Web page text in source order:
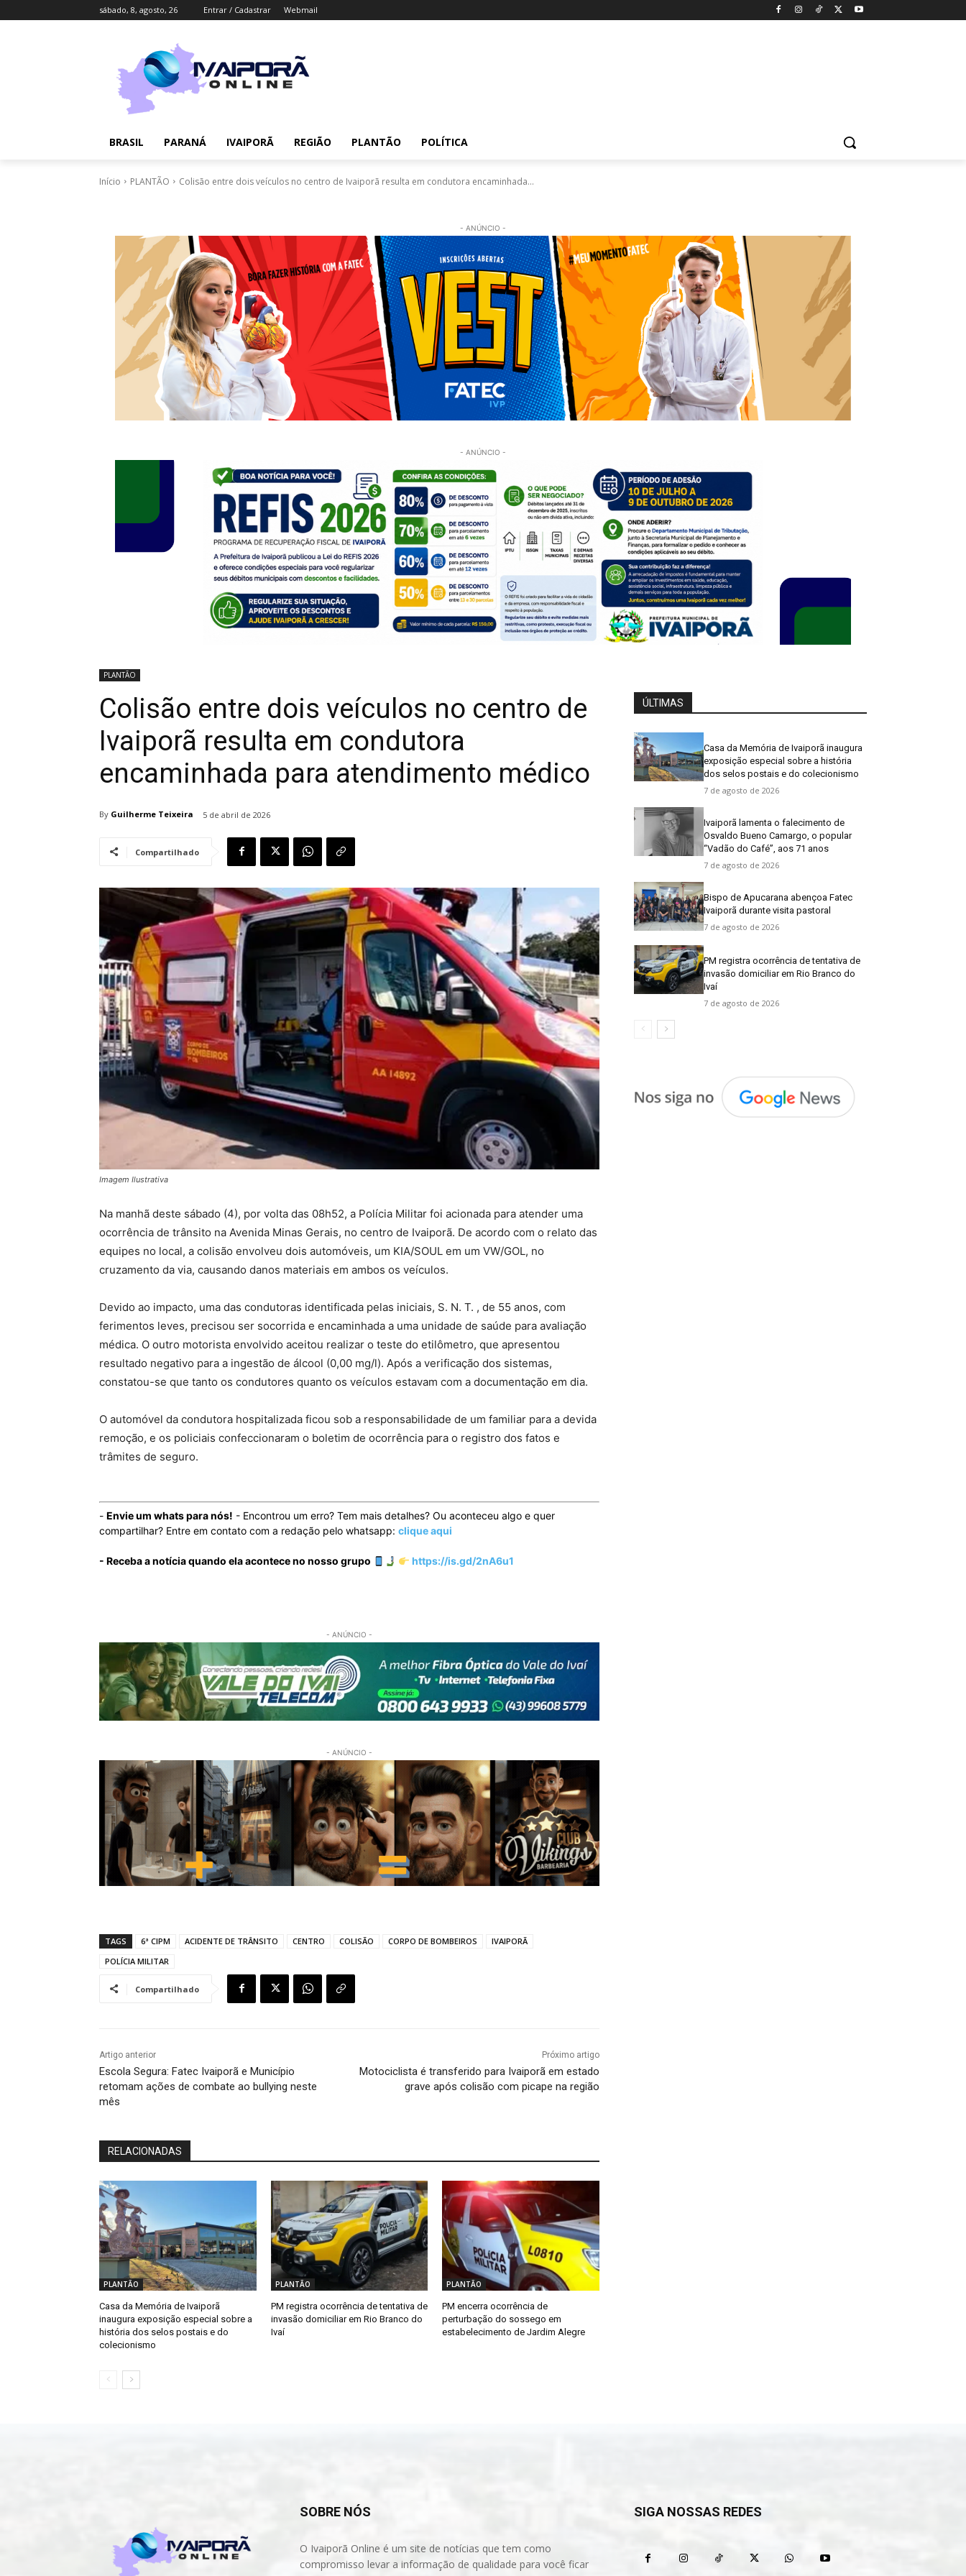
sábado, 8, agosto, 26 Entrar / Cadastrar Webmail
BRASIL PARANÁ IVAIPORÃ REGIÃO PLANTÃO POLÍTICA
Início PLANTÃO Colisão entre dois veículos no centro de Ivaiporã resulta em condutora encaminhada...
- ANÚNCIO -
- ANÚNCIO -
PLANTÃO
Colisão entre dois veículos no centro de
Ivaiporã resulta em condutora
encaminhada para atendimento médico
By Guilherme Teixeira 5 de abril de 2026
Compartilhado
Imagem Ilustrativa
Na manhã deste sábado (4), por volta das 08h52, a Polícia Militar foi acionada para atender uma
ocorrência de trânsito na Avenida Minas Gerais, no centro de Ivaiporã. De acordo com o relato das
equipes no local, a colisão envolveu dois automóveis, um KIA/SOUL em um VW/GOL, no
cruzamento da via, causando danos materiais em ambos os veículos.
Devido ao impacto, uma das condutoras identificada pelas iniciais, S. N. T. , de 55 anos, com
ferimentos leves, precisou ser socorrida e encaminhada a uma unidade de saúde para avaliação
médica. O outro motorista envolvido aceitou realizar o teste do etilômetro, que apresentou
resultado negativo para a ingestão de álcool (0,00 mg/l). Após a verificação dos sistemas,
constatou-se que tanto os condutores quanto os veículos estavam com a documentação em dia.
O automóvel da condutora hospitalizada ficou sob a responsabilidade de um familiar para a devida
remoção, e os policiais confeccionaram o boletim de ocorrência para o registro dos fatos e
trâmites de seguro.
- Envie um whats para nós! - Encontrou um erro? Tem mais detalhes? Ou aconteceu algo e quer
compartilhar? Entre em contato com a redação pelo whatsapp: clique aqui
- Receba a notícia quando ela acontece no nosso grupo https://is.gd/2nA6u1
- ANÚNCIO -
- ANÚNCIO -
TAGS 6ª CIPM ACIDENTE DE TRÂNSITO CENTRO COLISÃO CORPO DE BOMBEIROS
IVAIPORÃ
POLÍCIA MILITAR
Compartilhado
Artigo anterior
Escola Segura: Fatec Ivaiporã e Município
retomam ações de combate ao bullying neste
mês
Próximo artigo
Motociclista é transferido para Ivaiporã em estado
grave após colisão com picape na região
RELACIONADAS
PLANTÃO
Casa da Memória de Ivaiporã
inaugura exposição especial sobre a
história dos selos postais e do
colecionismo
PLANTÃO
PM registra ocorrência de tentativa de
invasão domiciliar em Rio Branco do
Ivaí
PLANTÃO
PM encerra ocorrência de
perturbação do sossego em
estabelecimento de Jardim Alegre
ÚLTIMAS
Casa da Memória de Ivaiporã inaugura
exposição especial sobre a história
dos selos postais e do colecionismo
7 de agosto de 2026
Ivaiporã lamenta o falecimento de
Osvaldo Bueno Camargo, o popular
“Vadão do Café”, aos 71 anos
7 de agosto de 2026
Bispo de Apucarana abençoa Fatec
Ivaiporã durante visita pastoral
7 de agosto de 2026
PM registra ocorrência de tentativa de
invasão domiciliar em Rio Branco do
Ivaí
7 de agosto de 2026
SOBRE NÓS
O Ivaiporã Online é um site de notícias que tem como
compromisso levar a informação de qualidade para você ficar
SIGA NOSSAS REDES